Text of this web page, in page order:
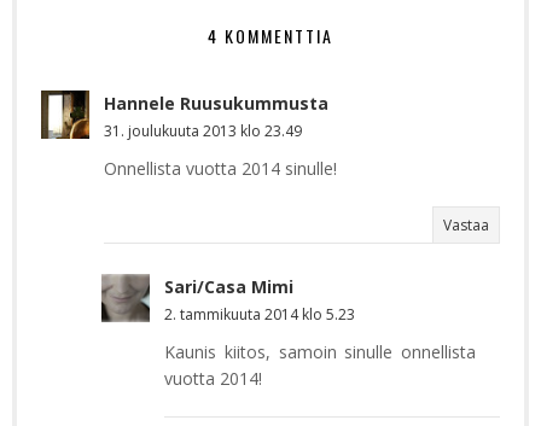
4 KOMMENTTIA
Hannele Ruusukummusta
31. joulukuuta 2013 klo 23.49
Onnellista vuotta 2014 sinulle!
Vastaa
Sari/Casa Mimi
2. tammikuuta 2014 klo 5.23
Kaunis kiitos, samoin sinulle onnellista
vuotta 2014!